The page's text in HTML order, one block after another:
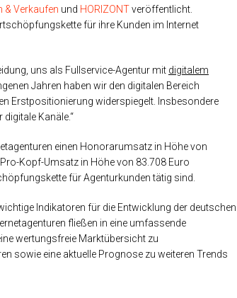
& Verkaufen und HORIZONTveröffentlicht.
für ihre Kunden im Internet
uns als Fullservice-Agentur mit digitalem
Jahren haben wir den digitalen Bereich
Erstpositionierung widerspiegelt. Insbesondere
Kanäle.“
einen Honorarumsatz in Höhe von
Kopf-Umsatz in Höhe von 83.708 Euro
für Agenturkunden tätig sind.
Indikatoren für die Entwicklung der deutschen
fließen in eine umfassende
wertungsfreie Marktübersicht zu
sowie eine aktuelle Prognose zu weiteren Trends